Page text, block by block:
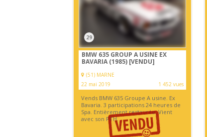
29
BMW 635 GROUP A USINE EX
BAVARIA (1985) [VENDU]
(51) MARNE
22 mai 2019
1 452 vues
Vends BMW 635 Groupe A usine. Ex
Bavaria. 3 participations 24 heures de
Spa. Entièrement restaurée. Vient
avec son PTH.